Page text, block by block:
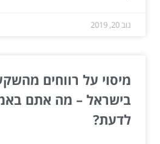
נוב 20, 2019
בישראל – מה אתם
לדעת?